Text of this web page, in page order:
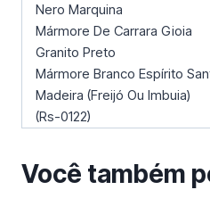
Nero Marquina
Mármore De Carrara Gioia
Granito Preto
Mármore Branco Espírito
Madeira (Freijó Ou Imbuia)
(Rs-0122)
Você também